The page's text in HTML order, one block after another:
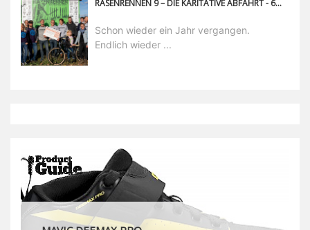
RASENRENNEN 9 – DIE KARITATIVE ABFAHRT - 6200€ FÜR DIE GUTE SACHE
Schon wieder ein Jahr vergangen.
Endlich wieder ...